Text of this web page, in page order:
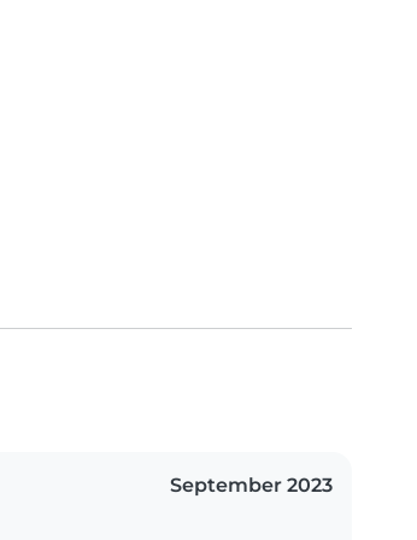
September 2023